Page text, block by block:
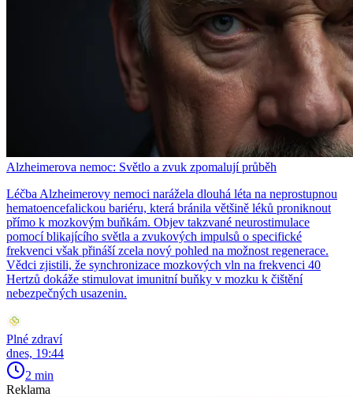
Alzheimerova nemoc: Světlo a zvuk zpomalují průběh
Léčba Alzheimerovy nemoci narážela dlouhá léta na neprostupnou
hematoencefalickou bariéru, která bránila většině léků proniknout
přímo k mozkovým buňkám. Objev takzvané neurostimulace
pomocí blikajícího světla a zvukových impulsů o specifické
frekvenci však přináší zcela nový pohled na možnost regenerace.
Vědci zjistili, že synchronizace mozkových vln na frekvenci 40
Hertzů dokáže stimulovat imunitní buňky v mozku k čištění
nebezpečných usazenin.
Plné zdraví
dnes, 19:44
2 min
Reklama